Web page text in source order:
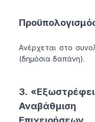
Aνέρχεται στο
(δημόσια δαπάνη).
3.